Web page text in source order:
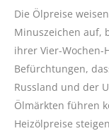
Die Ölpreise
Minuszeichen auf,
ihrer Vier-Wochen-
Befürchtungen,
Russland und der
Ölmärkten führen
Heizölpreise